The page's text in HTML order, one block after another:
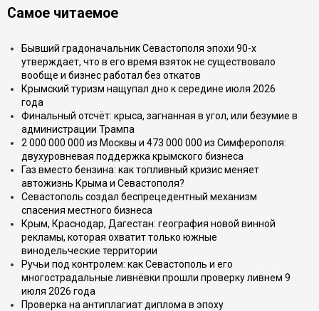
Самое читаемое
Бывший градоначальник Севастополя эпохи 90-х
утверждает, что в его время взяток не существовало
вообще и бизнес работал без откатов
Крымский туризм нащупал дно к середине июля 2026
года
Финальный отсчёт: крыса, загнанная в угол, или безумие в
администрации Трампа
2 000 000 000 из Москвы и 473 000 000 из Симферополя:
двухуровневая поддержка крымского бизнеса
Газ вместо бензина: как топливный кризис меняет
автожизнь Крыма и Севастополя?
Севастополь создал беспрецедентный механизм
спасения местного бизнеса
Крым, Краснодар, Дагестан: география новой винной
рекламы, которая охватит только южные
винодельческие территории
Ручьи под контролем: как Севастополь и его
многострадальные ливнёвки прошли проверку ливнем 9
июля 2026 года
Проверка на антиплагиат диплома в эпоху